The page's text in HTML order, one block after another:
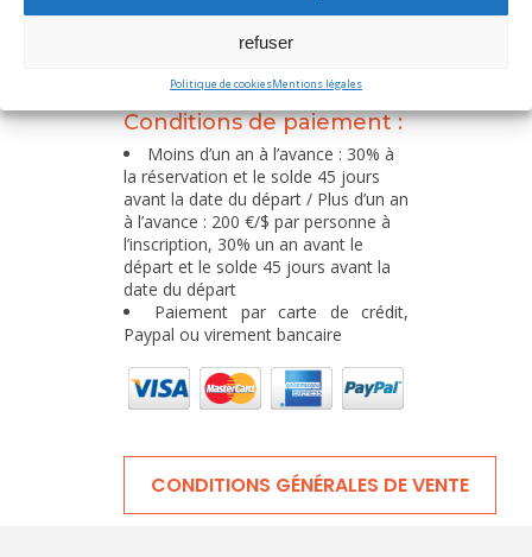
refuser
Politique de cookiesMentions légales
explicitement écrit dans le
paragraphe « Ce tarif inclut »
Conditions de paiement :
Moins d’un an à l’avance : 30% à
la réservation et le solde 45 jours
avant la date du départ / Plus d’un an
à l’avance : 200 €/$ par personne à
l’inscription, 30% un an avant le
départ et le solde 45 jours avant la
date du départ
Paiement par carte de crédit,
Paypal ou virement bancaire
CONDITIONS GÉNÉRALES DE VENTE